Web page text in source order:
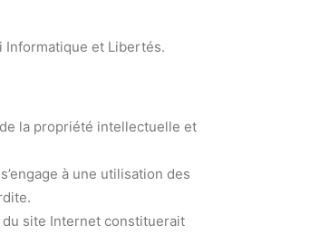
Informatique et Libertés.
la propriété intellectuelle et
à une utilisation des
du site Internet constituerait